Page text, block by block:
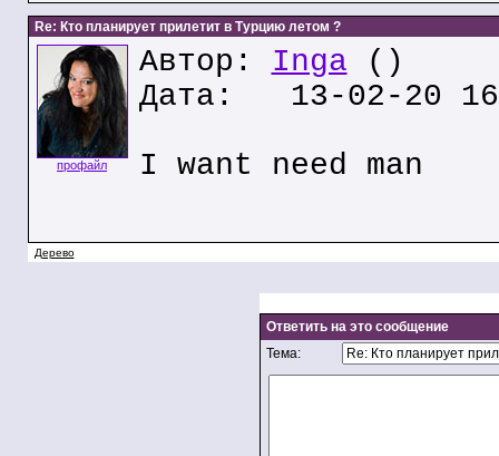
Re: Кто планирует прилетит в Турцию летом ?
профайл
Автор: Inga ()
Дата: 13-02-20
I want need man
Дерево
Ответить на это сообщение
Тема: